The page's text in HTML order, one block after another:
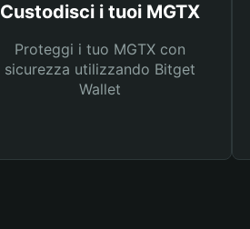
Custodisci i tuoi MGTX
Proteggi i tuo MGTX con
sicurezza utilizzando Bitget
Wallet